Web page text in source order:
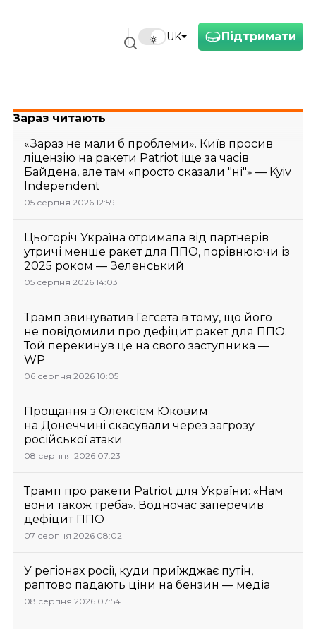
Підтримати
UK
Зараз читають
«Зараз не мали б проблеми». Київ просив
ліцензію на ракети Patriot іще за часів
Байдена, але там «просто сказали "ні"» — Kyiv
Independent
05 серпня 2026 12:59
Цьогоріч Україна отримала від партнерів
утричі менше ракет для ППО, порівнюючи із
2025 роком — Зеленський
05 серпня 2026 14:03
Трамп звинуватив Гегсета в тому, що його
не повідомили про дефіцит ракет для ППО.
Той перекинув це на свого заступника —
WP
06 серпня 2026 10:05
Прощання з Олексієм Юковим
на Донеччині скасували через загрозу
російської атаки
08 серпня 2026 07:23
Трамп про ракети Patriot для України: «Нам
вони також треба». Водночас заперечив
дефіцит ППО
07 серпня 2026 08:02
У регіонах росії, куди приїжджає путін,
раптово падають ціни на бензин — медіа
08 серпня 2026 07:54